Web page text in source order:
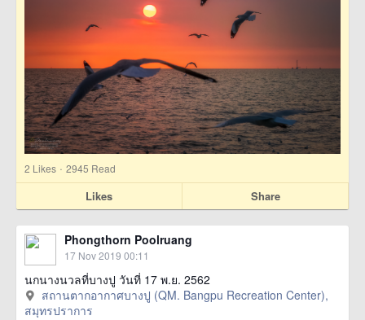
2 Likes · 2945 Read
Likes Share
Phongthorn Poolruang
17 Nov 2019 00:11
นกนางนวลที่บางปู วันที่ 17 พ.ย. 2562
สถานตากอากาศบางปู (QM. Bangpu Recreation Center),
สมุทรปราการ